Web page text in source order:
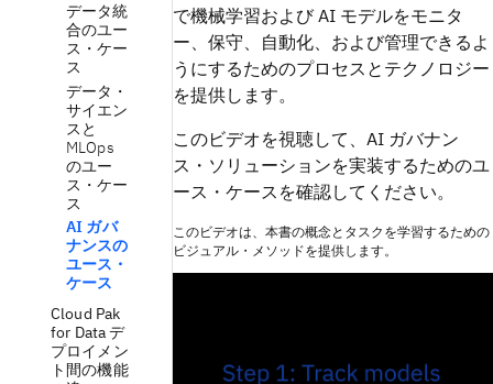
データ統
合のユー
ス・ケー
ス
データ・
サイエン
スと
MLOps
のユー
ス・ケー
ス
AI ガバ
ナンスの
ユース・
ケース
Cloud Pak
for Data デ
プロイメン
ト間の機能
で機械学習および AI モデルをモニタ
ー、保守、自動化、および管理できるよ
うにするためのプロセスとテクノロジー
を提供します。
このビデオを視聴して、AI ガバナン
ス・ソリューションを実装するためのユ
ース・ケースを確認してください。
このビデオは、本書の概念とタスクを学習するための
ビジュアル・メソッドを提供します。